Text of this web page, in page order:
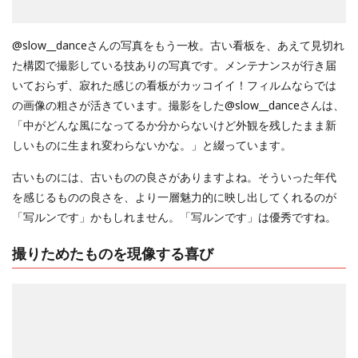
@slow__danceさんの写真をもう一枚。古い看板を、あえて見切れ
た構図で撮影している技ありの写真です。メンテナンスが行き届
いておらず、寂れた感じの看板がカッコイイ！フィルムならでは
の画像の粗さが活きています。撮影をした@slow__danceさんは、
「中がどんな風になってるか分からないけど外観を残したまま新
しいものに生まれ変わらないかな。」と綴っています。
古いものには、古いものの良さがありますよね。そういった年代
を感じるものの良さを、より一層魅力的に映し出してくれるのが
「写ルンです」かもしれません。「写ルンです」は優秀ですね。
撮りためたものを現像する喜び